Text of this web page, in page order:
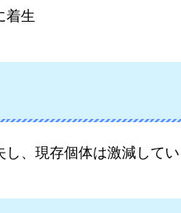
着生
、現存個体は激減してい